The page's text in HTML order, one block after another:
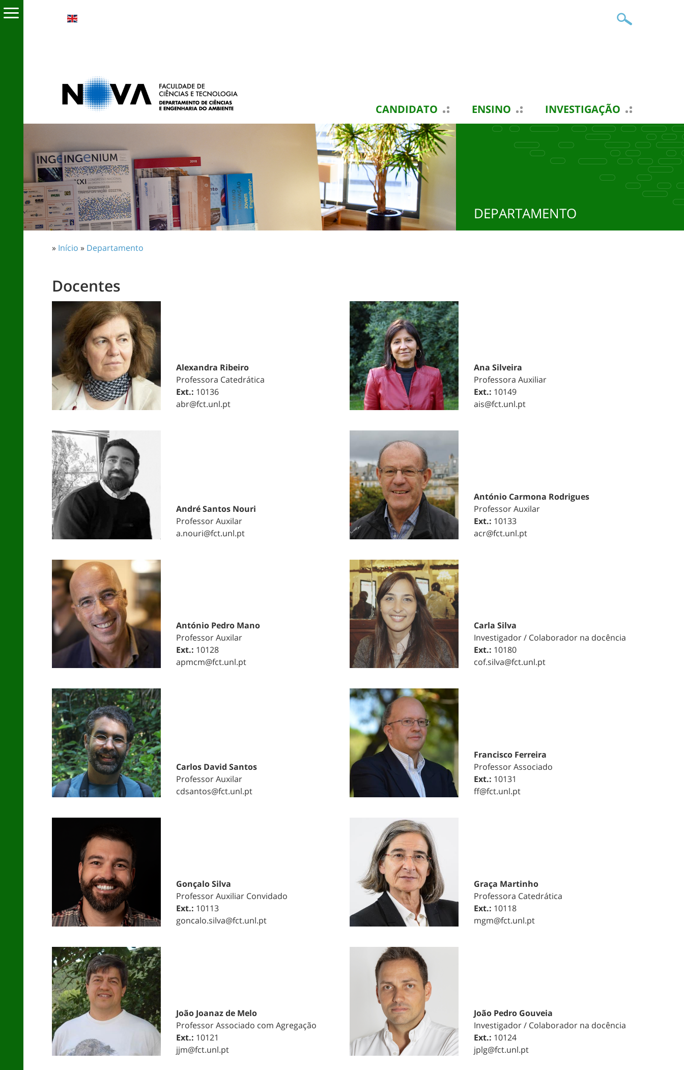
CANDIDATO ENSINO INVESTIGAÇÃO
DEPARTAMENTO
» Início » Departamento
Docentes
Alexandra Ribeiro
Professora Catedrática
Ext.: 10136
abr@fct.unl.pt
Ana Silveira
Professora Auxiliar
Ext.: 10149
ais@fct.unl.pt
André Santos Nouri
Professor Auxilar
a.nouri@fct.unl.pt
António Carmona Rodrigues
Professor Auxilar
Ext.: 10133
acr@fct.unl.pt
António Pedro Mano
Professor Auxilar
Ext.: 10128
apmcm@fct.unl.pt
Carla Silva
Investigador / Colaborador na docência
Ext.: 10180
cof.silva@fct.unl.pt
Carlos David Santos
Professor Auxilar
cdsantos@fct.unl.pt
Francisco Ferreira
Professor Associado
Ext.: 10131
ff@fct.unl.pt
Gonçalo Silva
Professor Auxiliar Convidado
Ext.: 10113
goncalo.silva@fct.unl.pt
Graça Martinho
Professora Catedrática
Ext.: 10118
mgm@fct.unl.pt
João Joanaz de Melo
Professor Associado com Agregação
Ext.: 10121
jjm@fct.unl.pt
João Pedro Gouveia
Investigador / Colaborador na docência
Ext.: 10124
jplg@fct.unl.pt